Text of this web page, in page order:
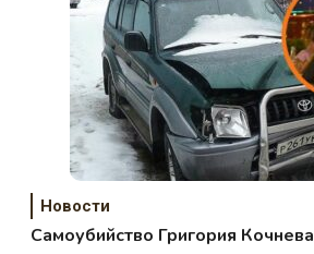
Новости
Самоубийство Григория Кочнева